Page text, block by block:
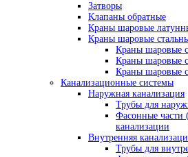
Затворы
Клапаны обратные
Краны шаровые
Краны шаровые
Краны шаровые
Краны шаровые
Краны шаровые
Канализационные системы
Наружная канализация
Трубы для
Фасонные части
канализации
Внутренняя
Трубы для